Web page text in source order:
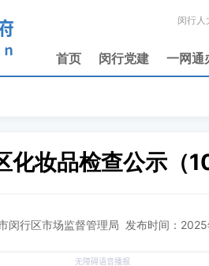
闵行人
首页 闵行党建 一网通
化妆品检查公示（
闵行区市场监督管理局 发布时间：2025